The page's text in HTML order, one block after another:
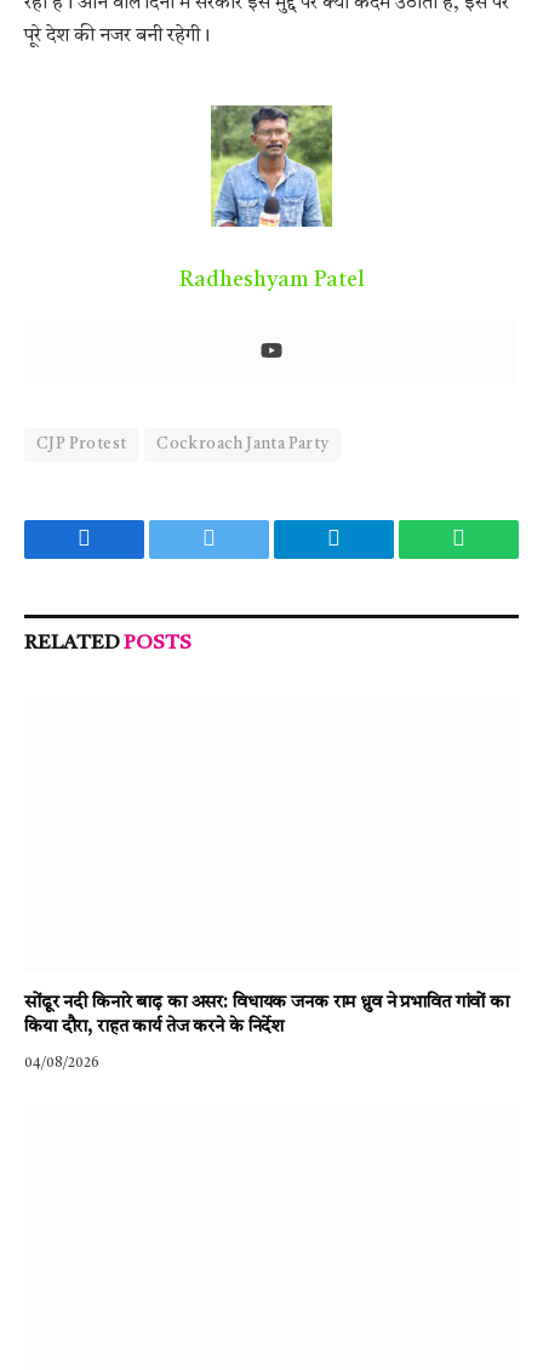
पूरे देश की नजर बनी रहेगी।
Radheshyam Patel
CJP Protest Cockroach Janta Party
Facebook Twitter Telegram
RELATEDPOSTS
सोंढूर नदी किनारे बाढ़ का असर: विधायक जनक राम ध्रुव ने प्रभावित गांवों का
किया दौरा, राहत कार्य तेज करने के निर्देश
04/08/2026